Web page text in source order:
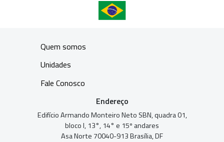
Quem somos
Unidades
Fale Conosco
Endereço
Edifício Armando Monteiro Neto SBN, quadra 01,
bloco I, 13°, 14° e 15º andares
Asa Norte 70040-913 Brasília, DF